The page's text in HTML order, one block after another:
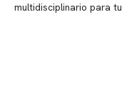
multidisciplinario para